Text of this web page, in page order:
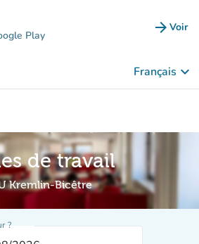
Play arrow_forward Voir
Français keyboard_arrow_down
de travail
Kremlin-Bicêtre
?